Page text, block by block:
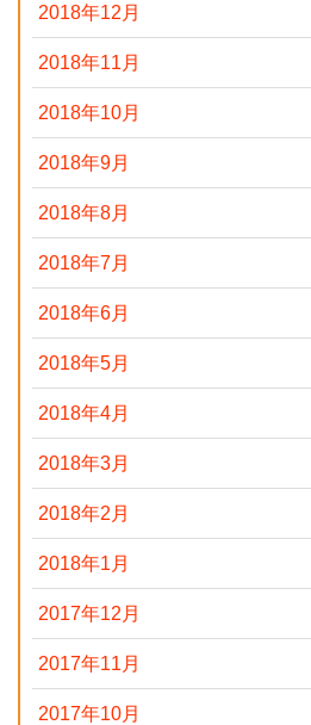
2018年12月
2018年11月
2018年10月
2018年9月
2018年8月
2018年7月
2018年6月
2018年5月
2018年4月
2018年3月
2018年2月
2018年1月
2017年12月
2017年11月
2017年10月